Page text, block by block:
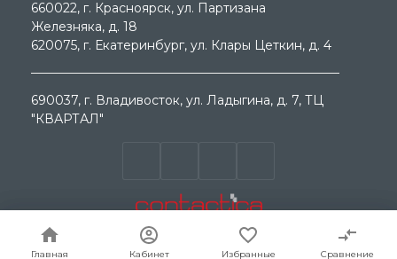
Главная Кабинет Избранные Сравнение
Главная Кабинет Избранные Сравнение
660022, г. Красноярск, ул. Партизана
Железняка, д. 18
620075, г. Екатеринбург, ул. Клары Цеткин, д. 4
690037, г. Владивосток, ул. Ладыгина, д. 7, ТЦ
"КВАРТАЛ"
электротехнического оборудования. Все права
защищены.